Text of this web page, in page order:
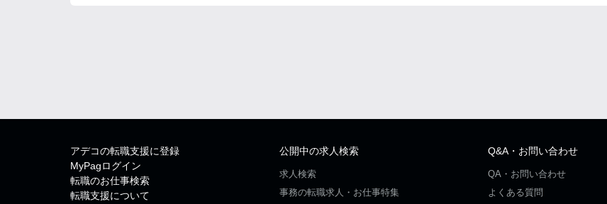
アデコの転職支援に登録
MyPagログイン
転職のお仕事検索
転職支援について
公開中の求人検索
求人検索
事務の転職求人・お仕事特集
Q&A・お問い合わせ
QA・お問い合わせ
よくある質問